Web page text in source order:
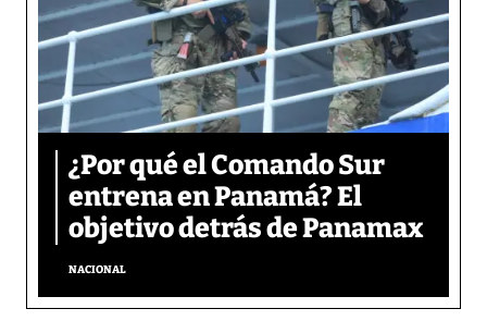
¿Por qué el Comando Sur
entrena en Panamá? El
objetivo detrás de Panamax
NACIONAL